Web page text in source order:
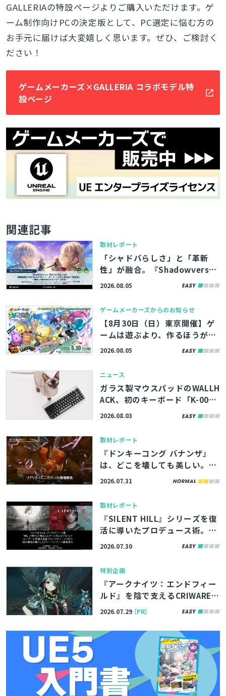
GALLERIAの特設ページよりご購入いただけます。ゲ
ーム制作向けPCの決定版として、PC選定に悩む方の
お手元に届けば大変嬉しく思います。ぜひ、ご検討く
ださい！
ゲームメーカーズ×GALLERIA コラボモデル特
設ページ
関連記事
取材レポート
「シャドバらしさ」と「革新
性」が融合。『Shadowverse:
Worlds Beyond』UIデザイ
思想【CEDEC2026】
2026.08.05
ゲームメーカーズからのお知らせ
【8月30日（日）東京開催】ゲ
ームは遊ぶより、作るほうが面
白い！「ゲームメーカーズ スク
2026.08.05
ニュース
ガラス製マウスパッドのWALLH
ACK、初のキーボード「K-00
1」とマウス「M-001」を発
売
2026.08.03
取材レポート
『ドンキーコング バナンザ』
は、どこを壊しても美しい。破
片の飛び方や断面の描写まで制
2026.07.31
取材レポート
『SILENT HILL』シリーズを復
活に導いたプロデュース術。
「推し」の時代に推されるゲー
2026.07.30
特別企画
『アークナイツ：エンドフィー
ルド』を陰で支えるCRIWARE。
ゲーム業界で重宝されるリップ
例を紹介
2026.07.29［PR］